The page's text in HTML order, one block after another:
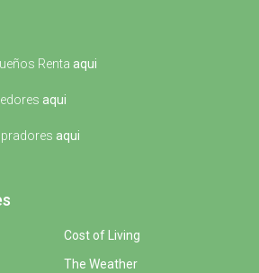
Renta aqui
aqui
aqui
Cost of Living
The Weather